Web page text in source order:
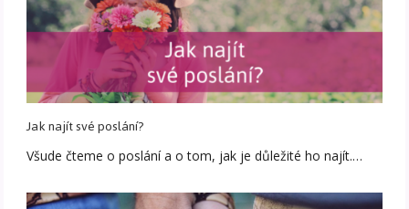
Jak najít své poslání?
Všude čteme o poslání a o tom, jak je důležité ho najít.…